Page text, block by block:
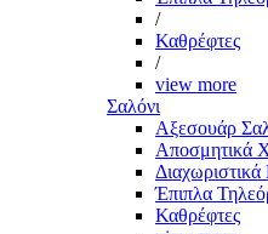
/
Καθρέφτες
/
view more
Σαλόνι
Αξεσουάρ
Αποσμητικά
Έπιπλα
Καθρέφτες